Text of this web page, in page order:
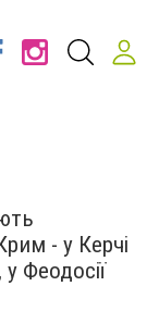
- у Керчі
у Феодосії